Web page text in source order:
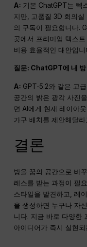
A: 기본 ChatGPT는 텍
지만, 고품질 3D 회의
의 구독이 필요합니다.
곳에서 프리미엄 텍스
비용 효율적인 대안입니
질문: ChatGPT에 내
A: GPT-5.2와 같은 고
공간의 밝은 광각 사진
면 AI에게 현재 레이아
가구 배치를 제안해달
결론
방을 꿈의 공간으로 바
레스를 받는 과정이 필
스타일을 발견하고, 레
을 생성하면 누구나 자
니다. 지금 바로 다양한
아이디어가 즉시 실현